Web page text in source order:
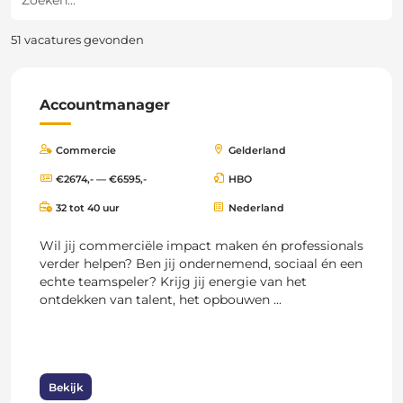
51 vacatures gevonden
Accountmanager
Commercie Gelderland
€2674,- — €6595,- HBO
32 tot 40 uur Nederland
Wil jij commerciële impact maken én professionals
verder helpen? Ben jij ondernemend, sociaal én een
echte teamspeler? Krijg jij energie van het
ontdekken van talent, het opbouwen ...
Bekijk